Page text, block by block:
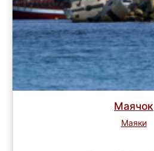
Маячок
Маяки